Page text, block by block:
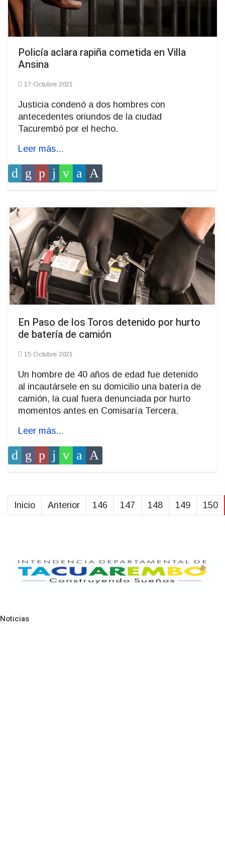
Policía aclara rapiña cometida en Villa
Ansina
17 Octubre 2021
Justicia condenó a dos hombres con
antecedentes oriundos de la ciudad
Tacurembó por el hecho.
Leer más...
En Paso de los Toros detenido por hurto
de batería de camión
15 Octubre 2021
Un hombre de 40 años de edad fue detenido
al incautársele en su domicilio una batería de
camión, la cual fuera denunciada por hurto
momentos antes en Comisaría Tercera.
Leer más...
Inicio Anterior 146 147 148 149 150
Noticias